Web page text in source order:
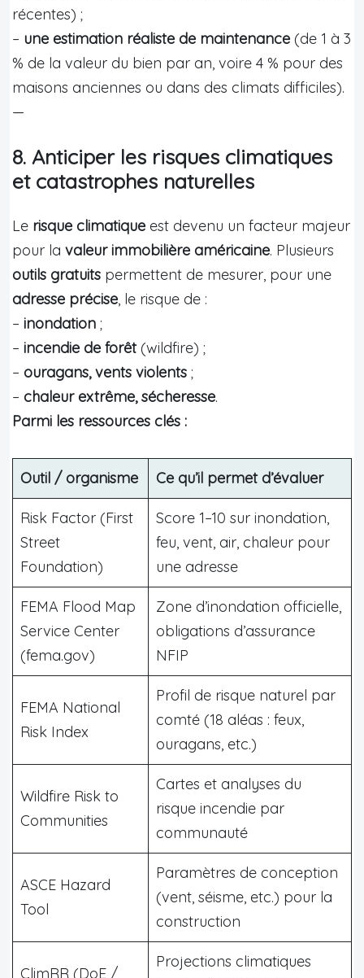
récentes) ;
– une estimation réaliste de maintenance (de 1 à 3
% de la valeur du bien par an, voire 4 % pour des
maisons anciennes ou dans des climats difficiles).
—
8. Anticiper les risques climatiques
et catastrophes naturelles
Le risque climatique est devenu un facteur majeur
pour la valeur immobilière américaine. Plusieurs
outils gratuits permettent de mesurer, pour une
adresse précise, le risque de :
– inondation ;
– incendie de forêt(wildfire) ;
– ouragans, vents violents ;
– chaleur extrême, sécheresse.
Parmi les ressources clés :
Outil / organisme Ce qu’il permet d’évaluer
Risk Factor (First
Street
Foundation)
Score 1–10 sur inondation,
feu, vent, air, chaleur pour
une adresse
FEMA Flood Map
Service Center
(fema.gov)
Zone d’inondation officielle,
obligations d’assurance
NFIP
FEMA National
Risk Index
Profil de risque naturel par
comté (18 aléas : feux,
ouragans, etc.)
Wildfire Risk to
Communities
Cartes et analyses du
risque incendie par
communauté
ASCE Hazard
Tool
Paramètres de conception
(vent, séisme, etc.) pour la
construction
ClimRR (DoE /
Projections climatiques